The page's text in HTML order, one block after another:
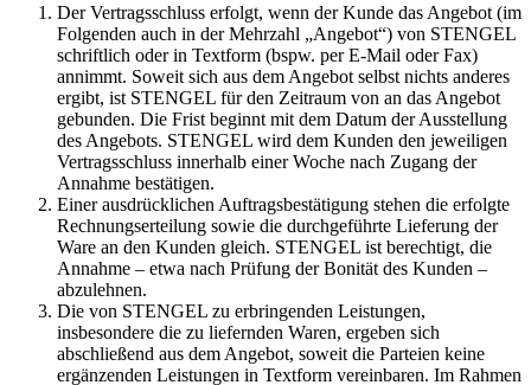
Der Vertragsschluss erfolgt, wenn der Kunde das Angebot (im
Folgenden auch in der Mehrzahl „Angebot“) von STENGEL
schriftlich oder in Textform (bspw. per E-Mail oder Fax)
annimmt. Soweit sich aus dem Angebot selbst nichts anderes
ergibt, ist STENGEL für den Zeitraum von an das Angebot
gebunden. Die Frist beginnt mit dem Datum der Ausstellung
des Angebots. STENGEL wird dem Kunden den jeweiligen
Vertragsschluss innerhalb einer Woche nach Zugang der
Annahme bestätigen.
Einer ausdrücklichen Auftragsbestätigung stehen die erfolgte
Rechnungserteilung sowie die durchgeführte Lieferung der
Ware an den Kunden gleich. STENGEL ist berechtigt, die
Annahme – etwa nach Prüfung der Bonität des Kunden –
abzulehnen.
Die von STENGEL zu erbringenden Leistungen,
insbesondere die zu liefernden Waren, ergeben sich
abschließend aus dem Angebot, soweit die Parteien keine
ergänzenden Leistungen in Textform vereinbaren. Im Rahmen